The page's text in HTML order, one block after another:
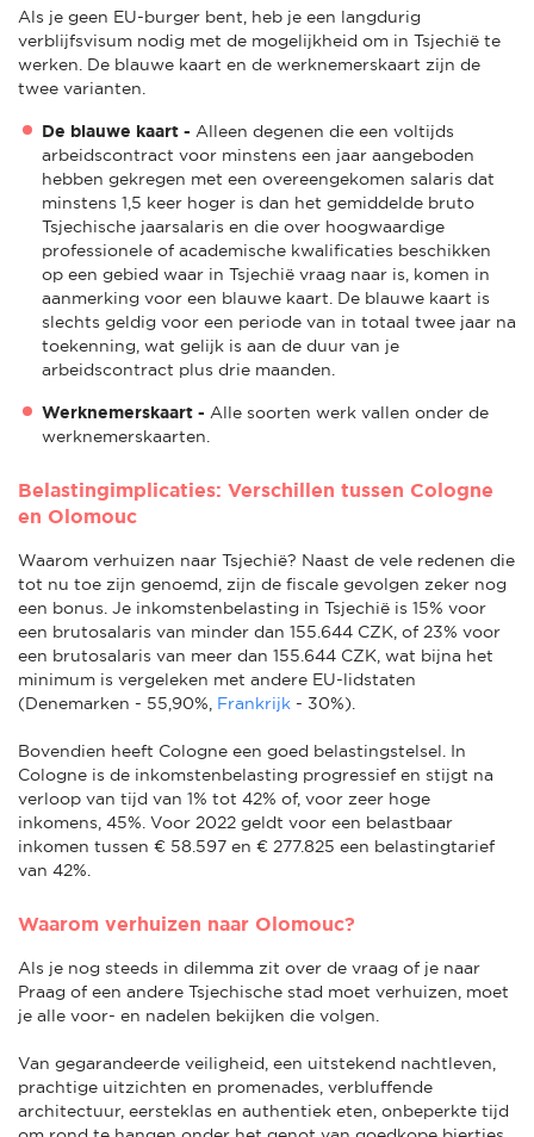
Als je geen EU-burger bent, heb je een langdurig
verblijfsvisum nodig met de mogelijkheid om in Tsjechië te
werken. De blauwe kaart en de werknemerskaart zijn de
twee varianten.
De blauwe kaart - Alleen degenen die een voltijds
arbeidscontract voor minstens een jaar aangeboden
hebben gekregen met een overeengekomen salaris dat
minstens 1,5 keer hoger is dan het gemiddelde bruto
Tsjechische jaarsalaris en die over hoogwaardige
professionele of academische kwalificaties beschikken
op een gebied waar in Tsjechië vraag naar is, komen in
aanmerking voor een blauwe kaart. De blauwe kaart is
slechts geldig voor een periode van in totaal twee jaar na
toekenning, wat gelijk is aan de duur van je
arbeidscontract plus drie maanden.
Werknemerskaart - Alle soorten werk vallen onder de
werknemerskaarten.
Belastingimplicaties: Verschillen tussen Cologne
en Olomouc
Waarom verhuizen naar Tsjechië? Naast de vele redenen die
tot nu toe zijn genoemd, zijn de fiscale gevolgen zeker nog
een bonus. Je inkomstenbelasting in Tsjechië is 15% voor
een brutosalaris van minder dan 155.644 CZK, of 23% voor
een brutosalaris van meer dan 155.644 CZK, wat bijna het
minimum is vergeleken met andere EU-lidstaten
(Denemarken - 55,90%, Frankrijk - 30%).
Bovendien heeft Cologne een goed belastingstelsel. In
Cologne is de inkomstenbelasting progressief en stijgt na
verloop van tijd van 1% tot 42% of, voor zeer hoge
inkomens, 45%. Voor 2022 geldt voor een belastbaar
inkomen tussen € 58.597 en € 277.825 een belastingtarief
van 42%.
Waarom verhuizen naar Olomouc?
Als je nog steeds in dilemma zit over de vraag of je naar
Praag of een andere Tsjechische stad moet verhuizen, moet
je alle voor- en nadelen bekijken die volgen.
Van gegarandeerde veiligheid, een uitstekend nachtleven,
prachtige uitzichten en promenades, verbluffende
architectuur, eersteklas en authentiek eten, onbeperkte tijd